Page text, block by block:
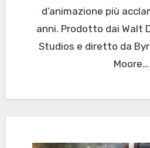
d’animazione più
anni. Prodotto dai Walt
Studios e diretto da
Moore…